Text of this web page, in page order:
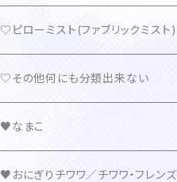
♡ピローミスト(ファブリックミスト)
♡その他何にも分類出来ない
♥なまこ
♥おにぎりチワワ／チワワ・フレンズ